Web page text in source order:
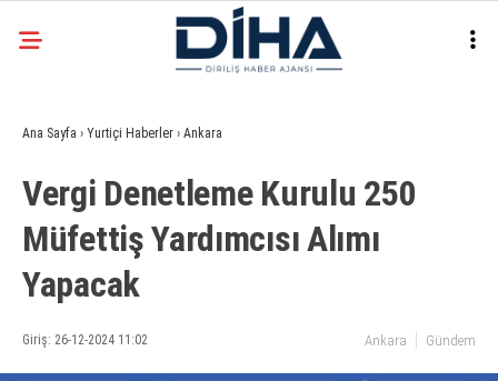
24°
ANKARA
EKONOMI
SIYASET
DÜNYA
Ana Sayfa › Yurtiçi Haberler › Ankara
Vergi Denetleme Kurulu 250
Müfettiş Yardımcısı Alımı
Yapacak
Giriş: 26-12-2024 11:02 Ankara Gündem